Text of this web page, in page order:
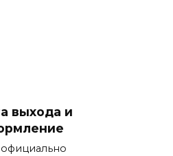
выхода и
официально